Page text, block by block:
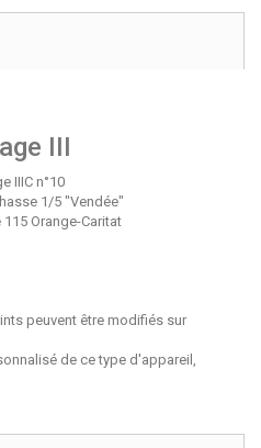
III
IIIC n°10
1/5 "Vendée"
Orange-Caritat
peuvent être modifiés sur
de ce type d'appareil,